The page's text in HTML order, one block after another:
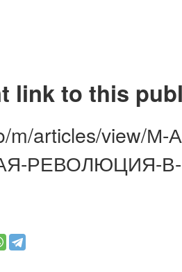
link to this
m/articles/view/
РЕВОЛЮЦИЯ-